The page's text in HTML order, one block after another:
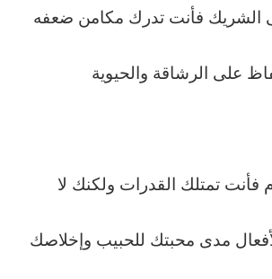
الشريك فأنت تدرك مكامن ضعفه
على الرشاقة والحيوية
تمتلك القدرات ولكنك لا
مدى محبتك للحبيب وإخلاصك